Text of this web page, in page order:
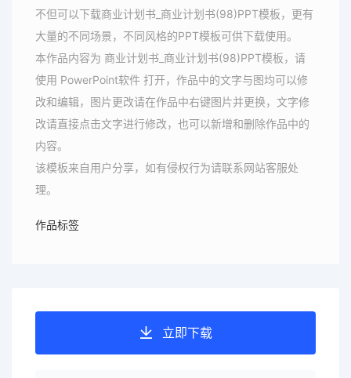
不但可以下载商业计划书_商业计划书(98)PPT模板，更有
大量的不同场景，不同风格的PPT模板可供下载使用。
本作品内容为 商业计划书_商业计划书(98)PPT模板，请
使用 PowerPoint软件 打开，作品中的文字与图均可以修
改和编辑，图片更改请在作品中右键图片并更换，文字修
改请直接点击文字进行修改，也可以新增和删除作品中的
内容。
该模板来自用户分享，如有侵权行为请联系网站客服处
理。
作品标签
立即下载